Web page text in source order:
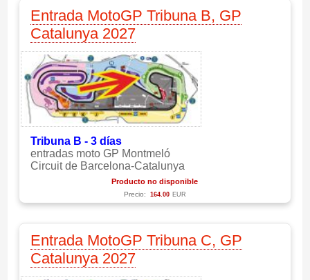
Entrada MotoGP Tribuna B, GP
Catalunya 2027
Tribuna B - 3 días
entradas moto GP Montmeló
Circuit de Barcelona-Catalunya
Producto no disponible
Precio: 164.00 EUR
Entrada MotoGP Tribuna C, GP
Catalunya 2027